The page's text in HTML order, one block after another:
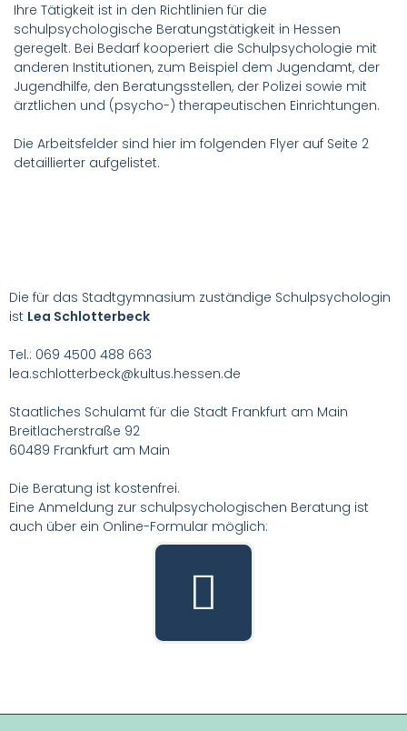
Ihre Tätigkeit ist in den Richtlinien für die
schulpsychologische Beratungstätigkeit in Hessen
geregelt. Bei Bedarf kooperiert die Schulpsychologie mit
anderen Institutionen, zum Beispiel dem Jugendamt, der
Jugendhilfe, den Beratungsstellen, der Polizei sowie mit
ärztlichen und (psycho-) therapeutischen Einrichtungen.
Die Arbeitsfelder sind hier im folgenden Flyer auf Seite 2
detaillierter aufgelistet.
Die für das Stadtgymnasium zuständige Schulpsychologin
ist Lea Schlotterbeck
Tel.: 069 4500 488 663
lea.schlotterbeck@kultus.hessen.de
Staatliches Schulamt für die Stadt Frankfurt am Main
Breitlacherstraße 92
60489 Frankfurt am Main
Die Beratung ist kostenfrei.
Eine Anmeldung zur schulpsychologischen Beratung ist
auch über ein Online-Formular möglich: